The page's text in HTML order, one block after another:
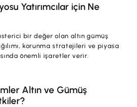
Yatırımcılar için Ne
bir değer olan altın gümüş
korunma stratejileri ve piyasa
önemli işaretler verir.
Altın ve Gümüş